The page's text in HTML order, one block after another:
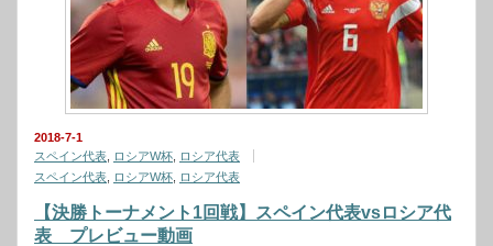
2018-7-1
スペイン代表
ロシアW杯
ロシア代表
スペイン代表
ロシアW杯 ロシア代表
【決勝トーナメント1回戦】スペイン代表vsロシア代
表 プレビュー動画